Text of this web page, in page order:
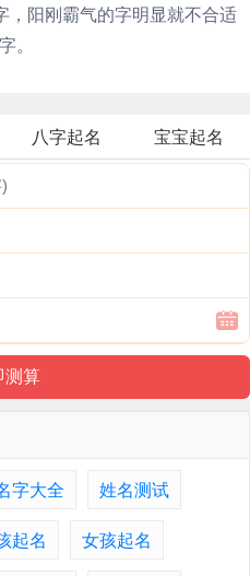
，阳刚霸气的字明显就不合适
。
八字起名 宝宝起名
字大全
姓名测试
起名
女孩起名